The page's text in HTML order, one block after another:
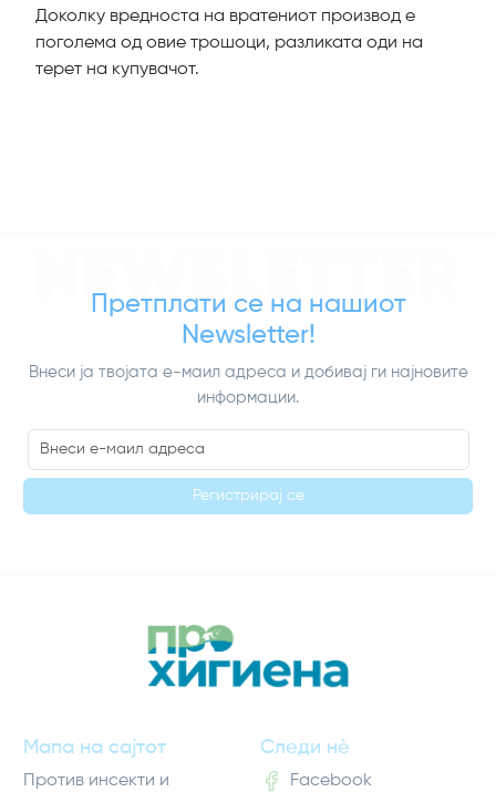
Доколку вредноста на вратениот производ е
поголема од овие трошоци, разликата оди на
терет на купувачот.
NEWSLETTER
Претплати се на нашиот
Newsletter!
Внеси ја твојата е-маил адреса и добивај ги најновите
информации.
Регистрирај се
Мапа на сајтот
Против инсекти и
Следи нè
Facebook